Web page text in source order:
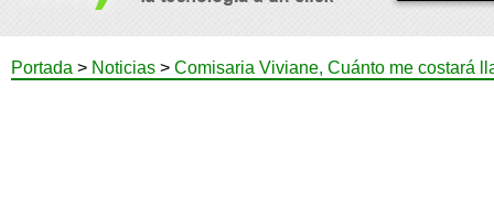
Portada > Noticias > Comisaria Viviane, Cuánto me costará